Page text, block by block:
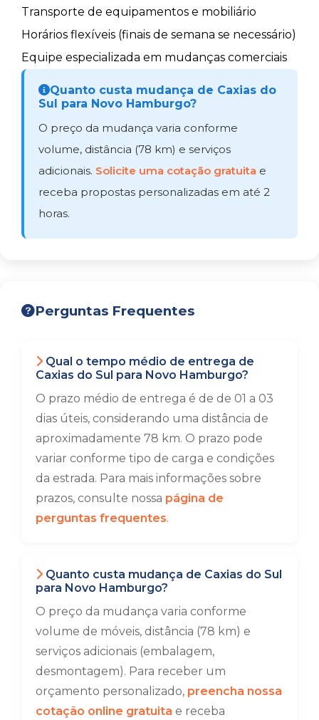
Transporte de equipamentos e mobiliário
Horários flexíveis (finais de semana se necessário)
Equipe especializada em mudanças comerciais
Quanto custa mudança de Caxias do
Sul para Novo Hamburgo?
O preço da mudança varia conforme
volume, distância (78 km) e serviços
adicionais. Solicite uma cotação gratuita e
receba propostas personalizadas em até 2
horas.
Perguntas Frequentes
Qual o tempo médio de entrega de
Caxias do Sul para Novo Hamburgo?
O prazo médio de entrega é de de 01 a 03
dias úteis, considerando uma distância de
aproximadamente 78 km. O prazo pode
variar conforme tipo de carga e condições
da estrada. Para mais informações sobre
prazos, consulte nossa página de
perguntas frequentes.
Quanto custa mudança de Caxias do Sul
para Novo Hamburgo?
O preço da mudança varia conforme
volume de móveis, distância (78 km) e
serviços adicionais (embalagem,
desmontagem). Para receber um
orçamento personalizado, preencha nossa
cotação online gratuita e receba